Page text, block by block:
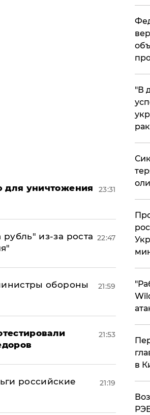
для уничтожения
23:31
из-за роста 22:47
обороны
21:59
21:53
российские
21:19
​"В
в